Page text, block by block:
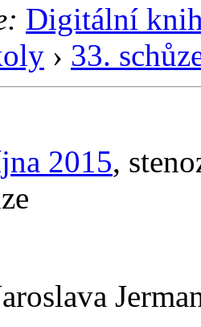
Digitální
› 33.
2015,